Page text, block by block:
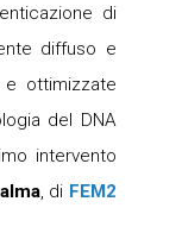
di
diffuso e
ottimizzate
del DNA
intervento
, di FEM2